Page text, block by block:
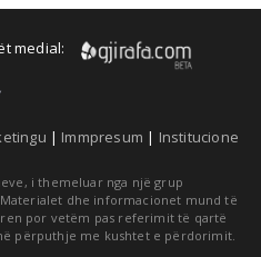
medial:
| Immpresum | Institucione
i themeluar nga një grup
dhe informacionet mund të
por vetëm pas referimit të qartë
përputhje me kushtet e përdorimit.